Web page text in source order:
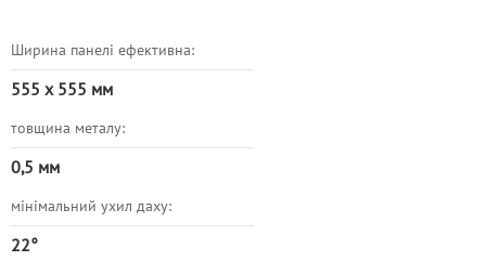
Ширина панелі ефективна:
555 x 555 мм
товщина металу:
0,5 мм
мінімальний ухил даху:
22°